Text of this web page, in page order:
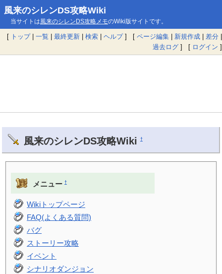
風来のシレンDS攻略Wiki
当サイトは風来のシレンDS攻略メモのWiki版サイトです。
[ トップ| 一覧 | 最終更新 | 検索 | ヘルプ] [ ページ編集 | 新規作成 | 差分 |
過去ログ ] [ ログイン ]
風来のシレンDS攻略Wiki †
メニュー †
Wikiトップページ
FAQ(よくある質問)
バグ
ストーリー攻略
イベント
シナリオダンジョン